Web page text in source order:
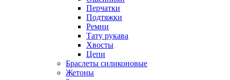
Перчатки
Подтяжки
Ремни
Тату рукава
Хвосты
Цепи
Браслеты силиконовые
Жетоны